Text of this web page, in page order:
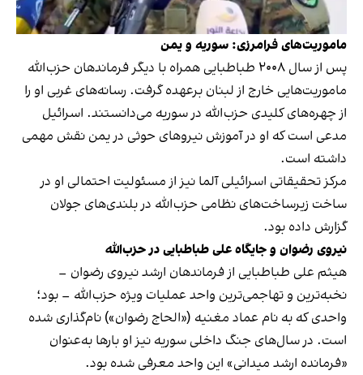
ماموریت‌های فرامرزی: سوریه و یمن
پس از سال ۲۰۰۸ طباطبایی همراه با دیگر فرماندهان حزب‌الله
ماموریت‌هایی خارج از لبنان برعهده گرفت. رسانه‌های غربی او را
از چهره‌های کلیدی حزب‌الله در سوریه می‌دانستند. اسرائیل
مدعی است که او در آموزش نیروهای حوثی در یمن نقش مهمی
داشته است.
مرکز تحقیقاتی اسرائیلی آلما نیز از مسئولیت احتمالی او در
ساخت زیرساخت‌های نظامی حزب‌الله در بلندی‌های جولان
گزارش داده بود.
نیروی رضوان و جایگاه علی طباطبایی در حزب‌الله
هیثم علی طباطبایی از فرماندهان ارشد نیروی رضوان –
نخبه‌ترین و تهاجمی‌ترین واحد عملیات ویژه حزب‌الله – بود؛
واحدی که به نام عماد مغنیه («الحاج رضوان») نام‌گذاری شده
است. در سال‌های جنگ داخلی سوریه نیز او بارها به‌عنوان
«فرمانده ارشد میدانی» این واحد معرفی شده بود.